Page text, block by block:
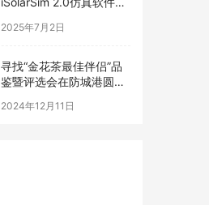
2025年7月2日
寻找“金花茶最佳伴侣”品
鉴暨评选会在防城港圆满
举办，年度最佳配方诞生
2024年12月11日